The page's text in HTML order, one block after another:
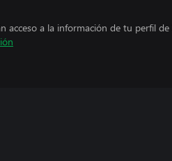
acceso a la información de tu perfil